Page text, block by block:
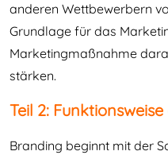
anderen Wettbewerbern
Grundlage für das
Marketingmaßnahme
stärken.
Teil 2:
Branding beginnt mit der